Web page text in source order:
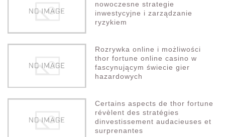
nowoczesne strategie
inwestycyjne i zarządzanie
ryzykiem
Rozrywka online i możliwości
thor fortune online casino w
fascynującym świecie gier
hazardowych
Certains aspects de thor fortune
révèlent des stratégies
dinvestissement audacieuses et
surprenantes